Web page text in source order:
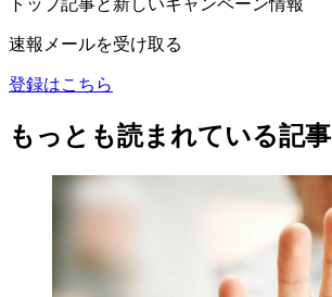
速報メールを受け取る
登録はこちら
もっとも読まれている記事